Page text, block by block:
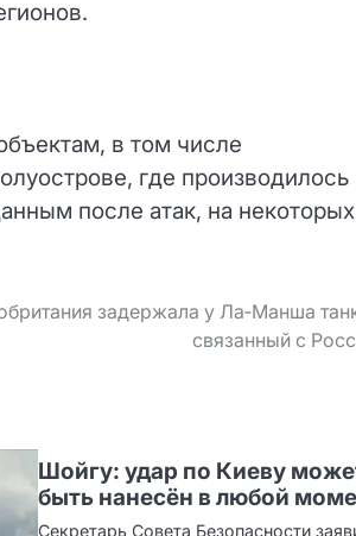
в том числе
где производилось
после атак, на некоторых
задержала у Ла‑Манша
связанный с
Шойгу: удар по Киеву
быть нанесён в любой
Секретарь Совета Безопасности